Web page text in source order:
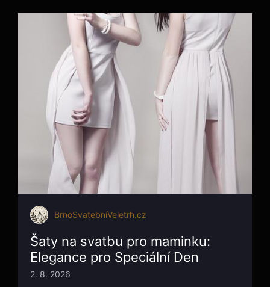
BrnoSvatebníVeletrh.cz
Šaty na svatbu pro maminku:
Elegance pro Speciální Den
2. 8. 2026